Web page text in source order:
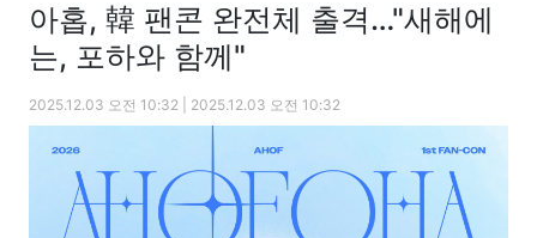
아홉, 韓 팬콘 완전체 출격…"새해에
는, 포하와 함께"
2025.12.03 오전 10:32 | 2025.12.03 오전 10:32